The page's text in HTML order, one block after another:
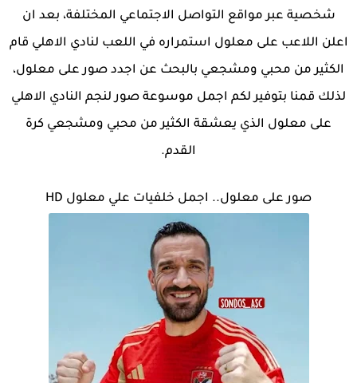
شخصية عبر مواقع التواصل الاجتماعي المختلفة، بعد ان
اعلن اللاعب على معلول استمراره في اللعب لنادي الاهلي قام
الكثير من محبي ومشجعي بالبحث عن اجدد صور على معلول،
لذلك قمنا بتوفير لكم اجمل موسوعة صور لنجم النادي الاهلي
على معلول الذي يعشقة الكثير من محبي ومشجعي كرة
القدم.
صور على معلول.. اجمل خلفيات علي معلول HD